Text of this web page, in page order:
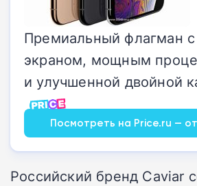
Премиальный флагман с
экраном, мощным
и улучшенной двойной
Посмотреть на Price.ru —
Российский бренд Caviar